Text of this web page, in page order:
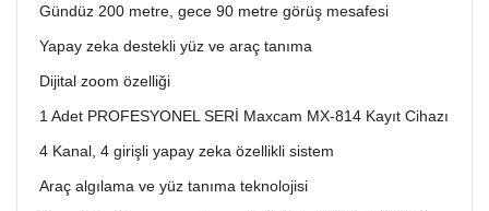
Gündüz 200 metre, gece 90 metre görüş mesafesi
Yapay zeka destekli yüz ve araç tanıma
Dijital zoom özelliği
1 Adet PROFESYONEL SERİ Maxcam MX-814 Kayıt Cihazı
4 Kanal, 4 girişli yapay zeka özellikli sistem
Araç algılama ve yüz tanıma teknolojisi